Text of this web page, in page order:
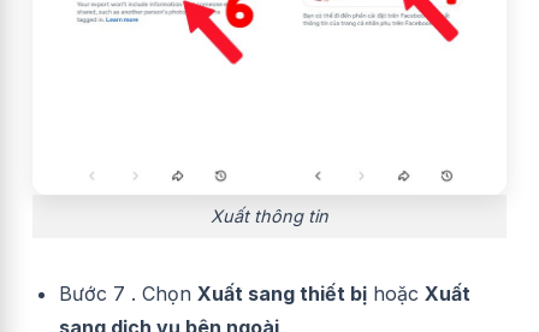
Xuất thông tin
Bước 7 . Chọn Xuất sang thiết bị hoặc Xuất
sang dịch vụ bên ngoài